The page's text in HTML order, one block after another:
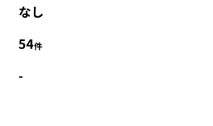
なし
54件
-